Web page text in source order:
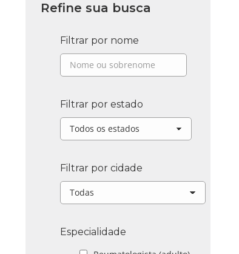
Refine sua busca
Filtrar por nome
Filtrar por estado
Filtrar por cidade
Especialidade